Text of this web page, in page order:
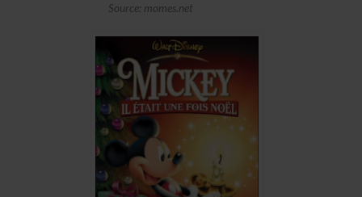
Source: momes.net